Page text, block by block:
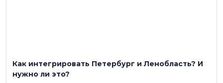
Как интегрировать Петербург и Ленобласть? И
нужно ли это?